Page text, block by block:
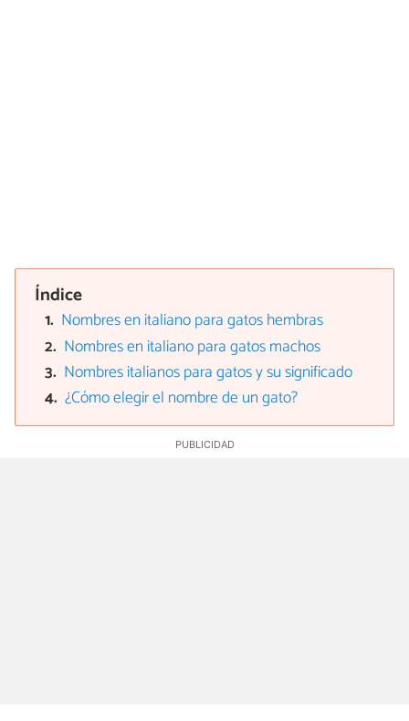
Índice
Nombres en italiano para gatos hembras
Nombres en italiano para gatos machos
Nombres italianos para gatos y su significado
¿Cómo elegir el nombre de un gato?